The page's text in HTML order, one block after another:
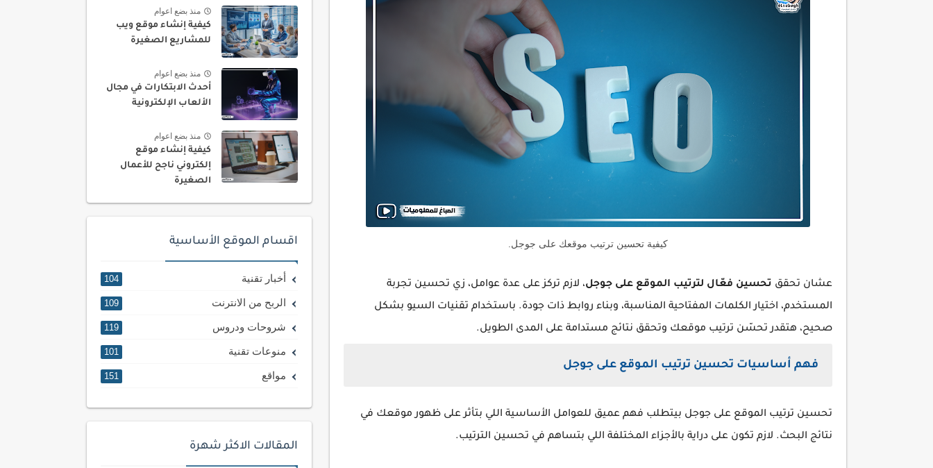
كيفية تحسين ترتيب موقعك على جوجل.
عشان تحقق تحسين فعّال لترتيب الموقع على جوجل، لازم تركز على عدة عوامل، زي تحسين تجربة
المستخدم، اختيار الكلمات المفتاحية المناسبة، وبناء روابط ذات جودة. باستخدام تقنيات السيو بشكل
صحيح، هتقدر تحسّن ترتيب موقعك وتحقق نتائج مستدامة على المدى الطويل.
فهم أساسيات تحسين ترتيب الموقع على جوجل
تحسين ترتيب الموقع على جوجل بيتطلب فهم عميق للعوامل الأساسية اللي بتأثر على ظهور موقعك في
نتائج البحث. لازم تكون على دراية بالأجزاء المختلفة اللي بتساهم في تحسين الترتيب.
منذ بضع اعوام
كيفية إنشاء موقع ويب
للمشاريع الصغيرة
منذ بضع اعوام
أحدث الابتكارات في مجال
الألعاب الإلكترونية
منذ بضع اعوام
كيفية إنشاء موقع
إلكتروني ناجح للأعمال
الصغيرة
اقسام الموقع الأساسية
أخبار تقنية 104
الربح من الانترنت 109
شروحات ودروس 119
منوعات تقنية 101
مواقع 151
المقالات الاكثر شهرة